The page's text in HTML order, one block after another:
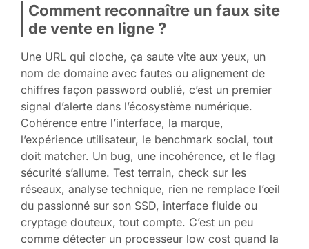
Comment reconnaître un faux site
de vente en ligne ?
Une URL qui cloche, ça saute vite aux yeux, un
nom de domaine avec fautes ou alignement de
chiffres façon password oublié, c’est un premier
signal d’alerte dans l’écosystème numérique.
Cohérence entre l’interface, la marque,
l’expérience utilisateur, le benchmark social, tout
doit matcher. Un bug, une incohérence, et le flag
sécurité s’allume. Test terrain, check sur les
réseaux, analyse technique, rien ne remplace l’œil
du passionné sur son SSD, interface fluide ou
cryptage douteux, tout compte. C’est un peu
comme détecter un processeur low cost quand la